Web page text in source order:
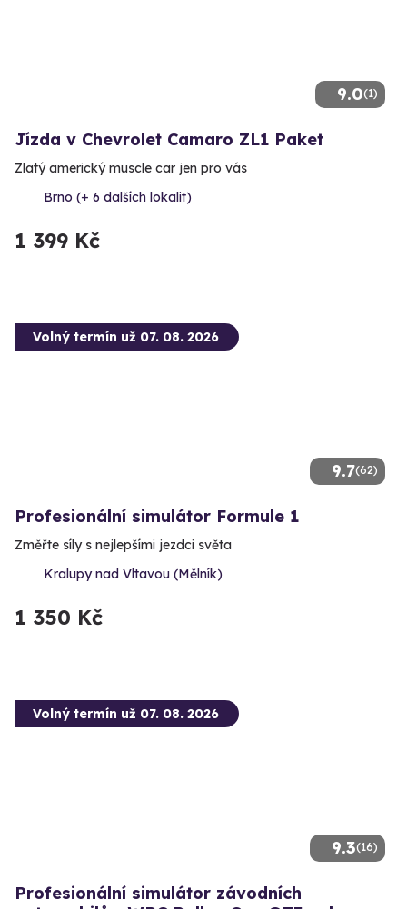
9.0(1)
Jízda v Chevrolet Camaro ZL1 Paket
Zlatý americký muscle car jen pro vás
Brno (+ 6 dalších lokalit)
1 399 Kč
9.7(62)
Volný termín už 07. 08. 2026
Profesionální simulátor Formule 1
Změřte síly s nejlepšími jezdci světa
Kralupy nad Vltavou (Mělník)
1 350 Kč
9.3(16)
Volný termín už 07. 08. 2026
Profesionální simulátor závodních